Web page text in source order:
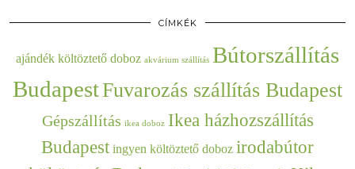
CÍMKÉK
ajándék költöztető doboz akvárium szállítás Bútorszállítás
BudapestFuvarozás szállítás Budapest
Gépszállítás ikea doboz Ikea házhozszállítás
Budapest ingyen költöztető doboz irodabútor